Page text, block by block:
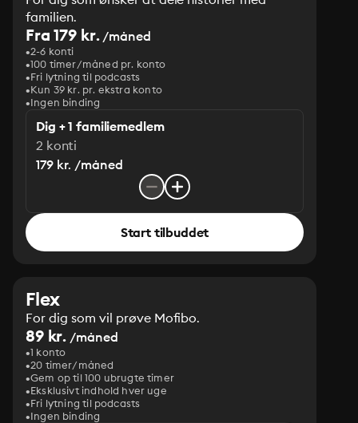
familien.
Fra 179 kr./måned
2-6 konti
100 timer/måned pr. konto
Fri lytning til podcasts
Kun 39 kr. pr. ekstra konto
Ingen binding
Dig + 1 familiemedlem
2 konti
179 kr. /måned
Start tilbuddet
Flex
For dig som vil prøve Mofibo.
89 kr. /måned
1 konto
20 timer/måned
Gem op til 100 ubrugte timer
Eksklusivt indhold hver uge
Fri lytning til podcasts
Ingen binding